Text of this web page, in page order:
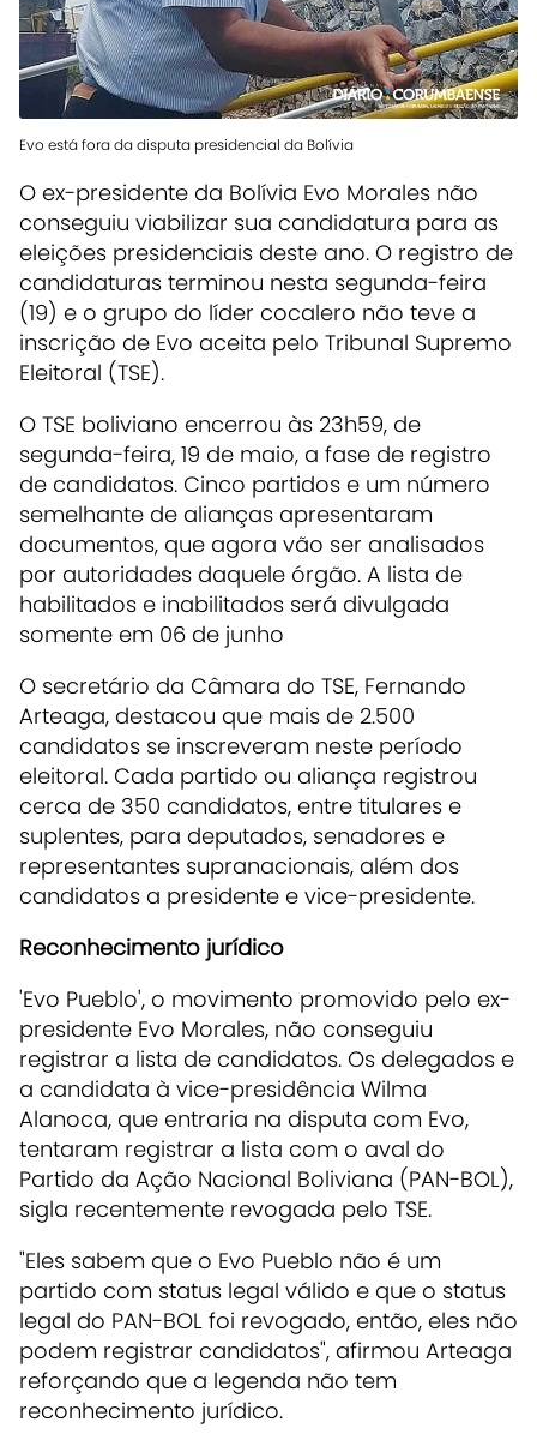
Evo está fora da disputa presidencial da Bolívia
O ex-presidente da Bolívia Evo Morales não
conseguiu viabilizar sua candidatura para as
eleições presidenciais deste ano. O registro de
candidaturas terminou nesta segunda-feira
(19) e o grupo do líder cocalero não teve a
inscrição de Evo aceita pelo Tribunal Supremo
Eleitoral (TSE).
O TSE boliviano encerrou às 23h59, de
segunda-feira, 19 de maio, a fase de registro
de candidatos. Cinco partidos e um número
semelhante de alianças apresentaram
documentos, que agora vão ser analisados ​​
por autoridades daquele órgão. A lista de
habilitados e inabilitados será divulgada
somente em 06 de junho
O secretário da Câmara do TSE, Fernando
Arteaga, destacou que mais de 2.500
candidatos se inscreveram neste período
eleitoral. Cada partido ou aliança registrou
cerca de 350 candidatos, entre titulares e
suplentes, para deputados, senadores e
representantes supranacionais, além dos
candidatos a presidente e vice-presidente.
Reconhecimento jurídico
'Evo Pueblo', o movimento promovido pelo ex-
presidente Evo Morales, não conseguiu
registrar a lista de candidatos. Os delegados e
a candidata à vice-presidência Wilma
Alanoca, que entraria na disputa com Evo,
tentaram registrar a lista com o aval do
Partido da Ação Nacional Boliviana (PAN-BOL),
sigla recentemente revogada pelo TSE.
"Eles sabem que o Evo Pueblo não é um
partido com status legal válido e que o status
legal do PAN-BOL foi revogado, então, eles não
podem registrar candidatos", afirmou Arteaga
reforçando que a legenda não tem
reconhecimento jurídico.